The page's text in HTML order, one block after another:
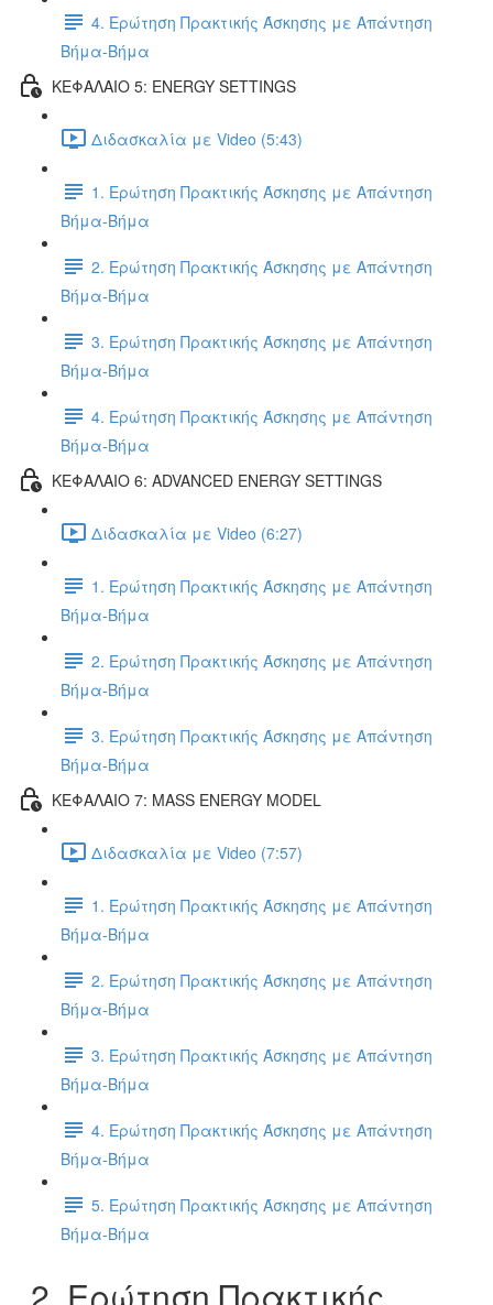
4. Ερώτηση Πρακτικής Άσκησης με Απάντηση
Βήμα-Βήμα
ΚΕΦΑΛΑΙΟ 5: ENERGY SETTINGS
Διδασκαλία με Video (5:43)
1. Ερώτηση Πρακτικής Άσκησης με Απάντηση
Βήμα-Βήμα
2. Ερώτηση Πρακτικής Άσκησης με Απάντηση
Βήμα-Βήμα
3. Ερώτηση Πρακτικής Άσκησης με Απάντηση
Βήμα-Βήμα
4. Ερώτηση Πρακτικής Άσκησης με Απάντηση
Βήμα-Βήμα
ΚΕΦΑΛΑΙΟ 6: ADVANCED ENERGY SETTINGS
Διδασκαλία με Video (6:27)
1. Ερώτηση Πρακτικής Άσκησης με Απάντηση
Βήμα-Βήμα
2. Ερώτηση Πρακτικής Άσκησης με Απάντηση
Βήμα-Βήμα
3. Ερώτηση Πρακτικής Άσκησης με Απάντηση
Βήμα-Βήμα
ΚΕΦΑΛΑΙΟ 7: MASS ENERGY MODEL
Διδασκαλία με Video (7:57)
1. Ερώτηση Πρακτικής Άσκησης με Απάντηση
Βήμα-Βήμα
2. Ερώτηση Πρακτικής Άσκησης με Απάντηση
Βήμα-Βήμα
3. Ερώτηση Πρακτικής Άσκησης με Απάντηση
Βήμα-Βήμα
4. Ερώτηση Πρακτικής Άσκησης με Απάντηση
Βήμα-Βήμα
5. Ερώτηση Πρακτικής Άσκησης με Απάντηση
Βήμα-Βήμα